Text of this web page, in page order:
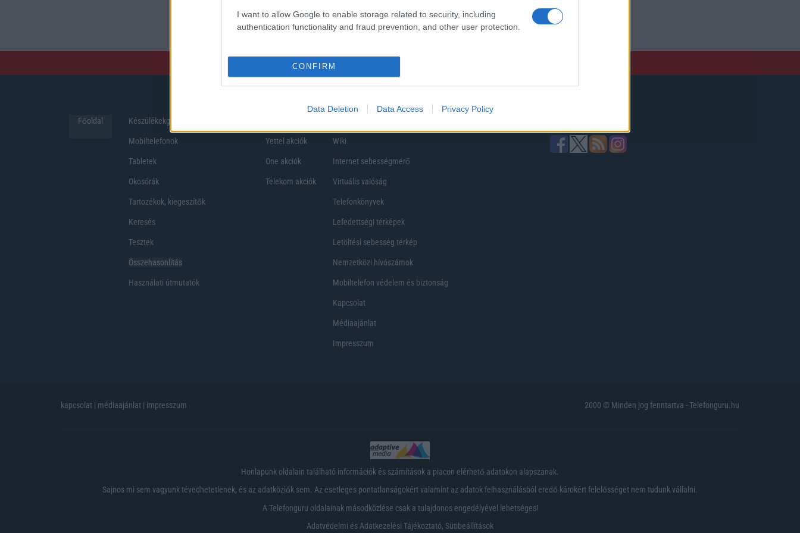
I want to allow Google to enable storage related to security, including
authentication functionality and fraud prevention, and other user protection.
CONFIRM
Data Deletion Data Access Privacy Policy
preferenciákkal rendelkezik, így a választásuk eltérhet. Azonban azok, akik számára fontos a nagyobb kijelző,
Főoldal Készülékekguru
Mobiltelefonok
Tabletek
Okosórák
Tartozékok, kiegeszítők
Keresés
Tesztek
Összehasonlítás
Használati útmutatók
Yettel akciók
One akciók
Telekom akciók
Wiki
Internet sebességmérő
Virtuális valóság
Telefonkönyvek
Lefedettségi térképek
Letöltési sebesség térkép
Nemzetközi hívószámok
Mobiltelefon védelem és biztonság
Kapcsolat
Médiaajánlat
Impresszum
kapcsolat | médiaajánlat | impresszum 2000 © Minden jog fenntartva - Telefonguru.hu
Honlapunk oldalain található információk és számítások a piacon elérhető adatokon alapszanak.
Sajnos mi sem vagyunk tévedhetetlenek, és az adatközlők sem. Az esetleges pontatlanságokért valamint az adatok felhasználásból eredő károkért felelősséget nem tudunk vállalni.
A Telefonguru oldalainak másodközlése csak a tulajdonos engedélyével lehetséges!
Adatvédelmi és Adatkezelési Tájékoztató, Sütibeállítások